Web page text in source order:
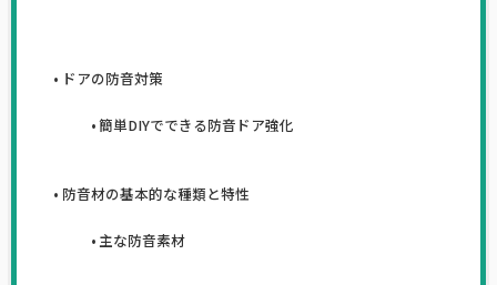
ドアの防音対策
簡単DIYでできる防音ドア強化
防音材の基本的な種類と特性
主な防音素材